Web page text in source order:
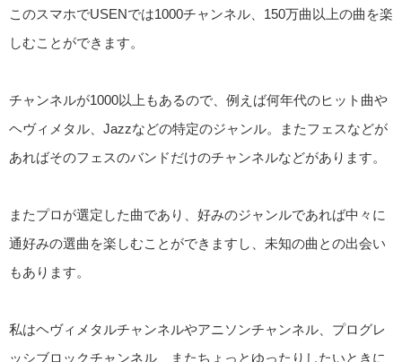
このスマホでUSENでは1000チャンネル、150万曲以上の曲を楽
しむことができます。
チャンネルが1000以上もあるので、例えば何年代のヒット曲や
ヘヴィメタル、Jazzなどの特定のジャンル。またフェスなどが
あればそのフェスのバンドだけのチャンネルなどがあります。
またプロが選定した曲であり、好みのジャンルであれば中々に
通好みの選曲を楽しむことができますし、未知の曲との出会い
もあります。
私はヘヴィメタルチャンネルやアニソンチャンネル、プログレ
ッシブロックチャンネル、またちょっとゆったりしたいときに